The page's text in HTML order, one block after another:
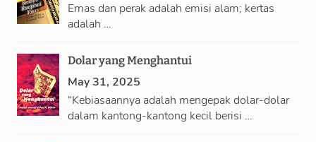
Emas dan perak adalah emisi alam; kertas
adalah …
Dolar yang Menghantui
May 31, 2025
“Kebiasaannya adalah mengepak dolar-dolar
dalam kantong-kantong kecil berisi …